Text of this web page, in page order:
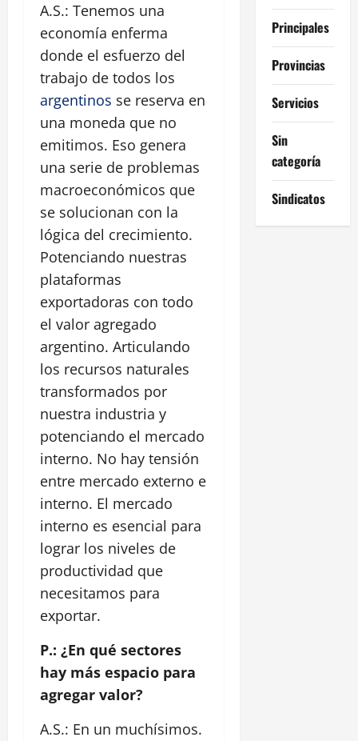
A.S.: Tenemos una
economía enferma
donde el esfuerzo del
trabajo de todos los
argentinos se reserva en
una moneda que no
emitimos. Eso genera
una serie de problemas
macroeconómicos que
se solucionan con la
lógica del crecimiento.
Potenciando nuestras
plataformas
exportadoras con todo
el valor agregado
argentino. Articulando
los recursos naturales
transformados por
nuestra industria y
potenciando el mercado
interno. No hay tensión
entre mercado externo e
interno. El mercado
interno es esencial para
lograr los niveles de
productividad que
necesitamos para
exportar.
P.: ¿En qué sectores
hay más espacio para
agregar valor?
A.S.: En un muchísimos.
Principales
Provincias
Servicios
Sin
categoría
Sindicatos